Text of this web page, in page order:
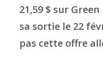
21,59 $ sur
sa sortie le 22
pas cette offre